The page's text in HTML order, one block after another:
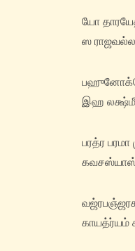
யோ
ஸ
இஹ
பரத்ர பரமா
காயத்ர்யம்